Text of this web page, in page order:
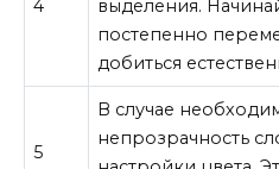
4
выделения.
постепенно
добиться
5
В случае
непрозрачность